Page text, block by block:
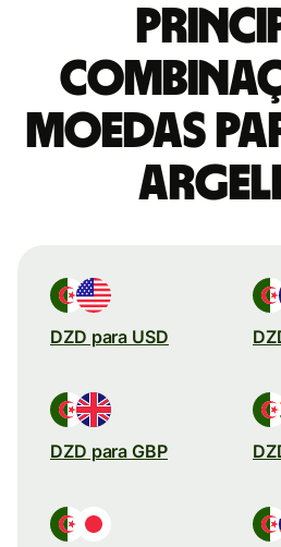
moedas
DZD para USD
DZD para GBP